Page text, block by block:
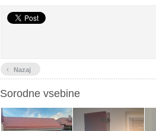
‹ Nazaj
Sorodne vsebine